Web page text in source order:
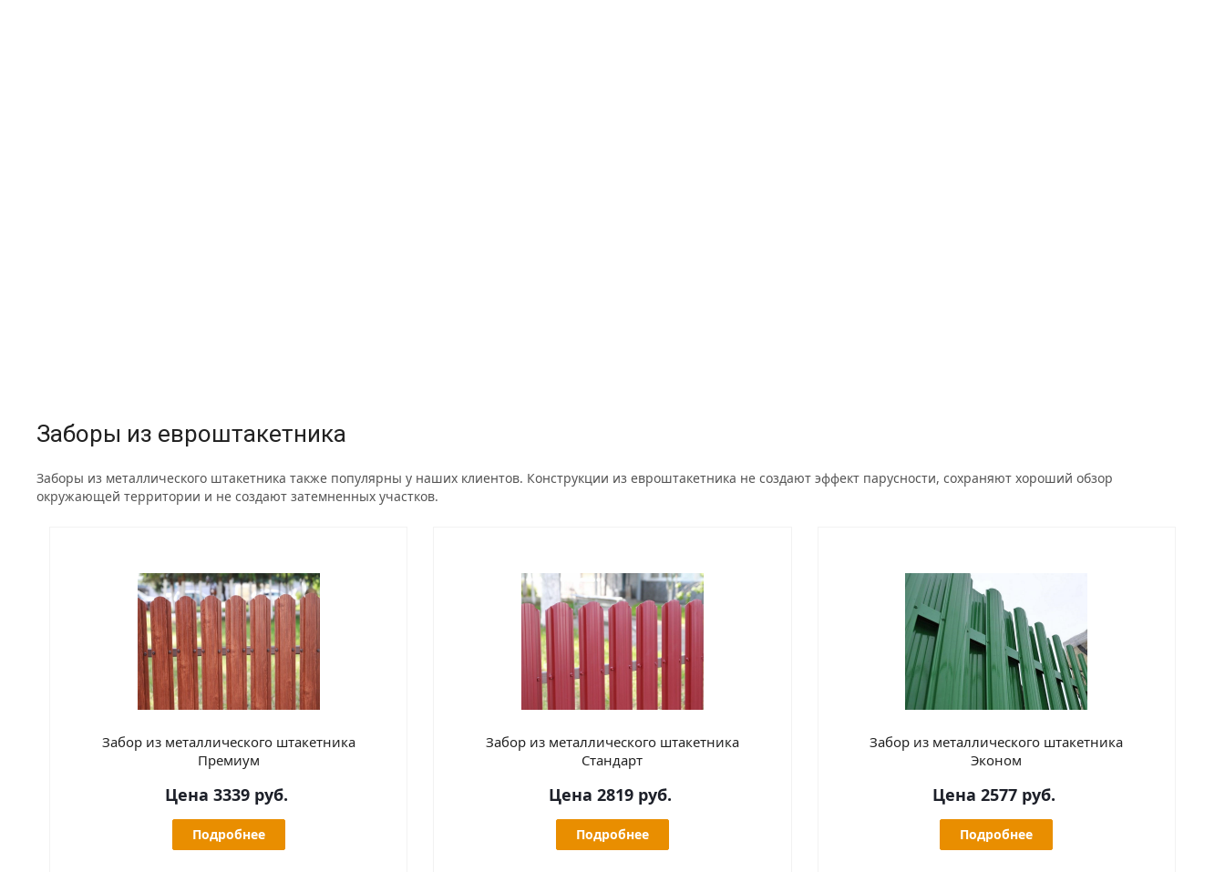
Заборы из евроштакетника
Заборы из металлического штакетника также популярны у наших клиентов. Конструкции из евроштакетника не создают эффект парусности, сохраняют хороший обзор
окружающей территории и не создают затемненных участков.
Забор из металлического штакетника
Премиум
Цена 3339 руб.
Подробнее
Забор из металлического штакетника
Стандарт
Цена 2819 руб.
Подробнее
Забор из металлического штакетника
Эконом
Цена 2577 руб.
Подробнее